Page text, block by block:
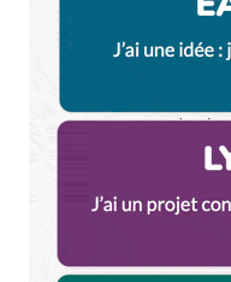
Plats pleins de
bémol le soir les
Répondre
Votre adresse e-mail
champs obligatoires